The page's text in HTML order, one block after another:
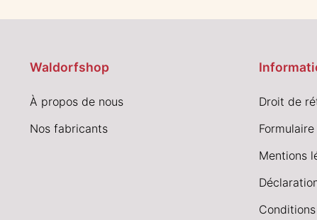
Waldorfshop
À propos de nous
Nos fabricants
Droit de
Mentions